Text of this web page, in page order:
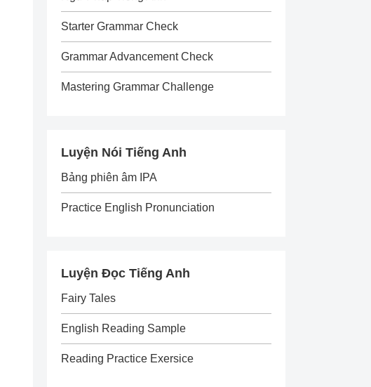
Starter Grammar Check
Grammar Advancement Check
Mastering Grammar Challenge
Luyện Nói Tiếng Anh
Bảng phiên âm IPA
Practice English Pronunciation
Luyện Đọc Tiếng Anh
Fairy Tales
English Reading Sample
Reading Practice Exersice